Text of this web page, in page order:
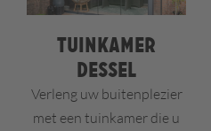
Tuinkamer
Dessel
Verleng uw buitenplezier
met een tuinkamer die u